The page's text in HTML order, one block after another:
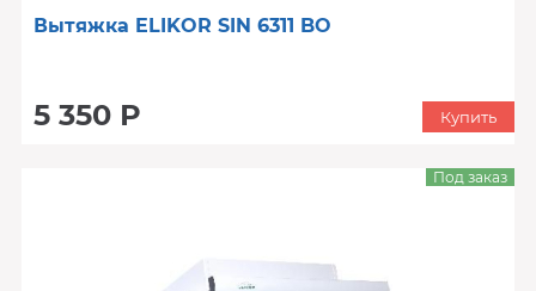
Вытяжка ELIKOR SIN 6311 BO
5 350 Р Купить
Под заказ